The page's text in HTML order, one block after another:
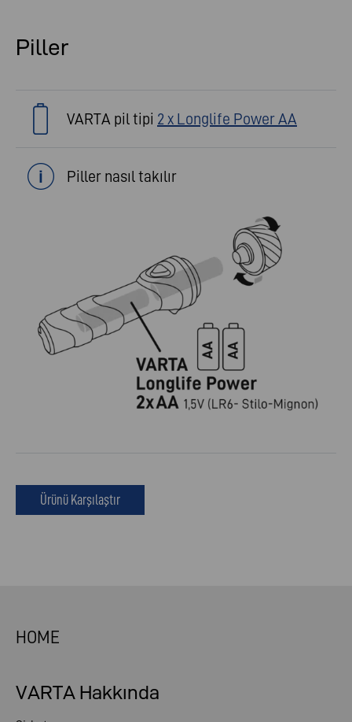
Piller
VARTA pil tipi 2 x Longlife Power AA
Piller nasıl takılır
Ürünü Karşılaştır
HOME
VARTA Hakkında